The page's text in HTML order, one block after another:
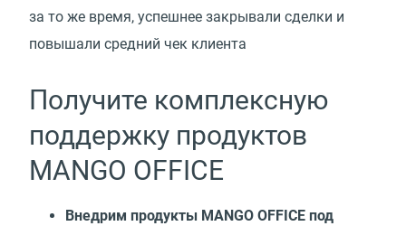
за то же время, успешнее закрывали сделки и
повышали средний чек клиента
Получите комплексную
поддержку продуктов
MANGO OFFICE
Внедрим продукты MANGO OFFICE под